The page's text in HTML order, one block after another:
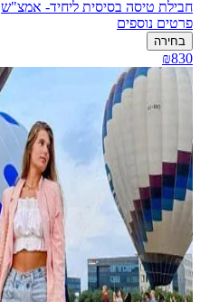
חבילת טיסה בסיסית ליחיד- אמצ"ש
פרטים נוספים
בחירה
₪830